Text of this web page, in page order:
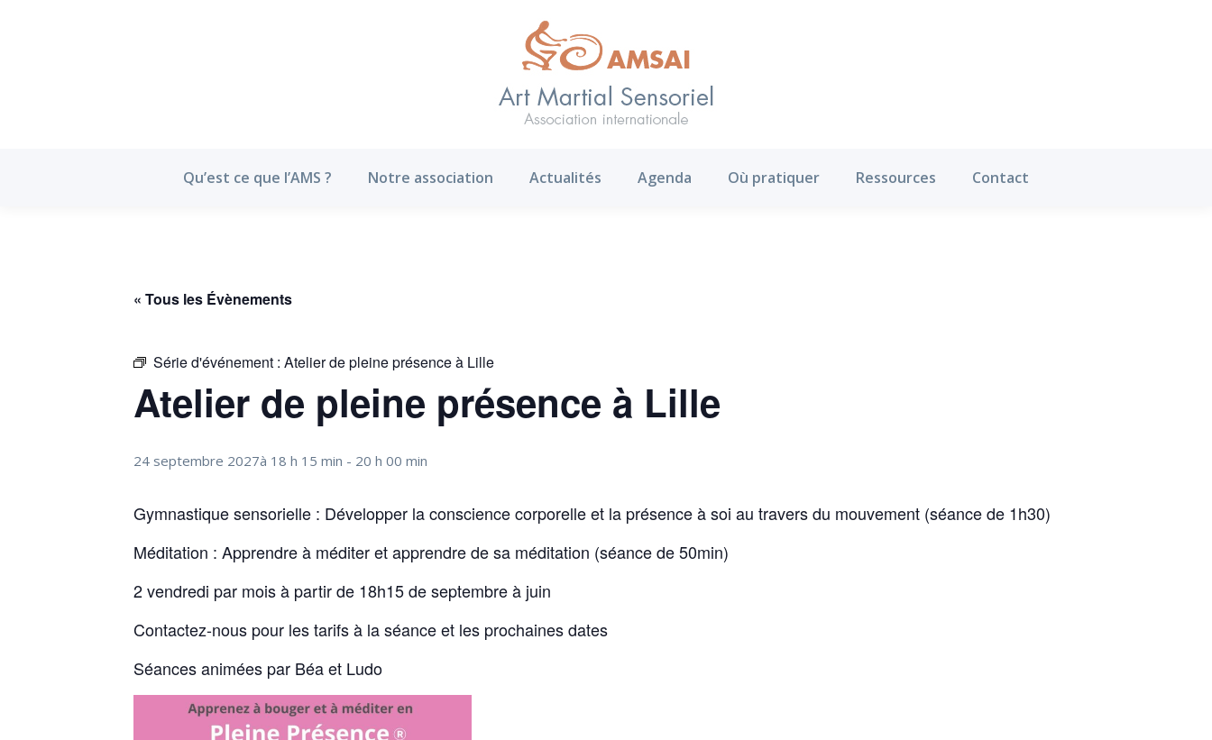
Qu’est ce que l’AMS ? Notre association Actualités Agenda Où pratiquer Ressources Contact
« Tous les Évènements
Série d'événement : Atelier de pleine présence à Lille
Atelier de pleine présence à Lille
24 septembre 2027à 18 h 15 min - 20 h 00 min
Gymnastique sensorielle : Développer la conscience corporelle et la présence à soi au travers du mouvement (séance de 1h30)
Méditation : Apprendre à méditer et apprendre de sa méditation (séance de 50min)
2 vendredi par mois à partir de 18h15 de septembre à juin
Contactez-nous pour les tarifs à la séance et les prochaines dates
Séances animées par Béa et Ludo
Notre association